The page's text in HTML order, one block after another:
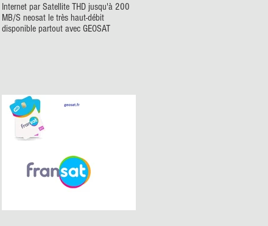
Internet par Satellite THD jusqu'à 200
MB/S neosat le très haut-débit
disponible partout avec GEOSAT